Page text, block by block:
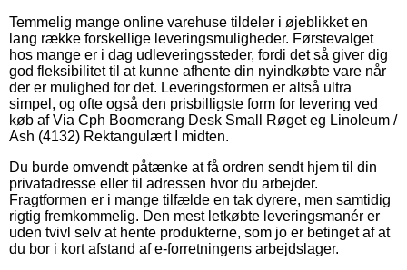
Temmelig mange online varehuse tildeler i øjeblikket en
lang række forskellige leveringsmuligheder. Førstevalget
hos mange er i dag udleveringssteder, fordi det så giver dig
god fleksibilitet til at kunne afhente din nyindkøbte vare når
der er mulighed for det. Leveringsformen er altså ultra
simpel, og ofte også den prisbilligste form for levering ved
køb af Via Cph Boomerang Desk Small Røget eg Linoleum /
Ash (4132) Rektangulært I midten.
Du burde omvendt påtænke at få ordren sendt hjem til din
privatadresse eller til adressen hvor du arbejder.
Fragtformen er i mange tilfælde en tak dyrere, men samtidig
rigtig fremkommelig. Den mest letkøbte leveringsmanér er
uden tvivl selv at hente produkterne, som jo er betinget af at
du bor i kort afstand af e-forretningens arbejdslager.